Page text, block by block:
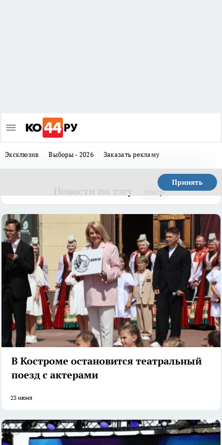
Эксклюзив Выборы - 2026 Заказать рекламу
Принять
театр
В Костроме остановится театральный
поезд с актерами
23 июня